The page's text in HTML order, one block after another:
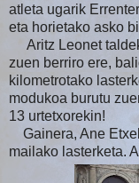
atleta ugarik
eta horietako asko
Aritz Leonet
zuen berriro ere,
kilometrotako
modukoa burutu
13 urtetxorekin!
Gainera, Ane
mailako lasterketa.